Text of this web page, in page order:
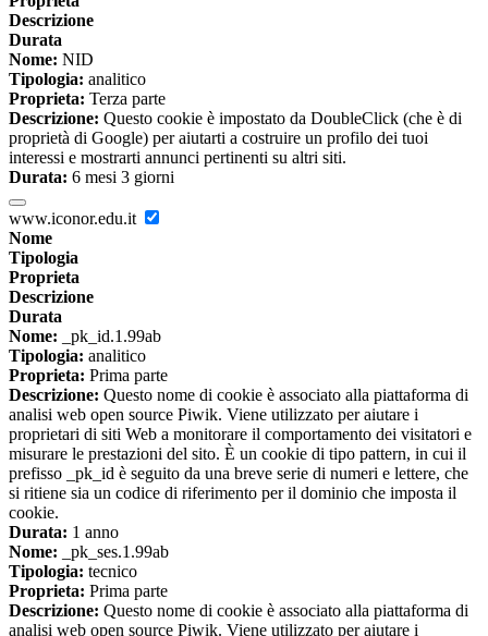
Descrizione
Durata
Nome: NID
Tipologia: analitico
Proprieta: Terza parte
Descrizione: Questo cookie è impostato da DoubleClick (che è di
proprietà di Google) per aiutarti a costruire un profilo dei tuoi
interessi e mostrarti annunci pertinenti su altri siti.
Durata: 6 mesi 3 giorni
www.iconor.edu.it
Nome
Tipologia
Proprieta
Descrizione
Durata
Nome: _pk_id.1.99ab
Tipologia: analitico
Proprieta: Prima parte
Descrizione: Questo nome di cookie è associato alla piattaforma di
analisi web open source Piwik. Viene utilizzato per aiutare i
proprietari di siti Web a monitorare il comportamento dei visitatori e
misurare le prestazioni del sito. È un cookie di tipo pattern, in cui il
prefisso _pk_id è seguito da una breve serie di numeri e lettere, che
si ritiene sia un codice di riferimento per il dominio che imposta il
cookie.
Durata: 1 anno
Nome: _pk_ses.1.99ab
Tipologia: tecnico
Proprieta: Prima parte
Descrizione: Questo nome di cookie è associato alla piattaforma di
analisi web open source Piwik. Viene utilizzato per aiutare i